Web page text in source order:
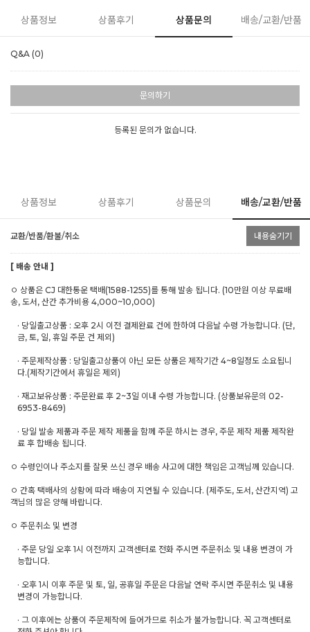
상품정보 상품후기 상품문의 배송/교환/반품
Q&A (0)
문의하기
등록된 문의가 없습니다.
상품정보 상품후기 상품문의 배송/교환/반품
교환/반품/환불/취소 내용숨기기
[ 배송 안내 ]
ㅇ 상품은 CJ 대한통운 택배(1588-1255)를 통해 발송 됩니다. (10만원 이상 무료배
송, 도서, 산간 추가비용 4,000~10,000)
· 당일출고상품 : 오후 2시 이전 결제완료 건에 한하여 다음날 수령 가능합니다. (단,
금, 토, 일, 휴일 주문 건 제외)
· 주문제작상품 : 당일출고상품이 아닌 모든 상품은 제작기간 4~8일정도 소요됩니
다.(제작기간에서 휴일은 제외)
· 재고보유상품 : 주문완료 후 2~3일 이내 수령 가능합니다. (상품보유문의 02-
6953-8469)
· 당일 발송 제품과 주문 제작 제품을 함께 주문 하시는 경우, 주문 제작 제품 제작완
료 후 합배송 됩니다.
ㅇ 수령인이나 주소지를 잘못 쓰신 경우 배송 사고에 대한 책임은 고객님께 있습니다.
ㅇ 간혹 택배사의 상황에 따라 배송이 지연될 수 있습니다. (제주도, 도서, 산간지역) 고
객님의 많은 양해 바랍니다.
ㅇ 주문취소 및 변경
· 주문 당일 오후 1시 이전까지 고객센터로 전화 주시면 주문취소 및 내용 변경이 가
능합니다.
· 오후 1시 이후 주문 및 토, 일, 공휴일 주문은 다음날 연락 주시면 주문취소 및 내용
변경이 가능합니다.
· 그 이후에는 상품이 주문제작에 들어가므로 취소가 불가능합니다. 꼭 고객센터로